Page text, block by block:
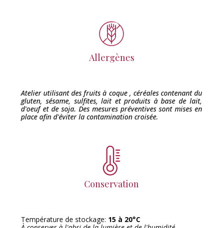
Allergènes
Atelier utilisant des fruits à coque , céréales contenant du
gluten, sésame, sulfites, lait et produits à base de lait,
d'oeuf et de soja. Des mesures préventives sont mises en
place afin d'éviter la contamination croisée.
Conservation
Température de stockage: 15 à 20°C